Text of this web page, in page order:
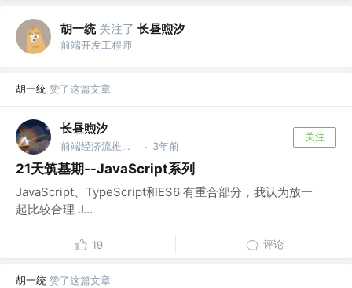
胡一统 关注了 长昼煦汐
前端开发工程师
胡一统 赞了这篇文章
长昼煦汐
前端经济流推广大使 @中华民族伟大复兴 · 3年前
关注
21天筑基期--JavaScript系列
JavaScript、TypeScript和ES6 有重合部分，我认为放一
起比较合理 J...
19 评论
胡一统 赞了这篇文章